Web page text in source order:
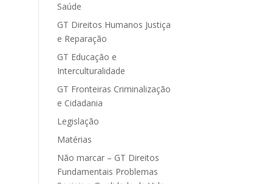
Saúde
GT Direitos Humanos Justiça
e Reparação
GT Educação e
Interculturalidade
GT Fronteiras Criminalização
e Cidadania
Legislação
Matérias
Não marcar – GT Direitos
Fundamentais Problemas